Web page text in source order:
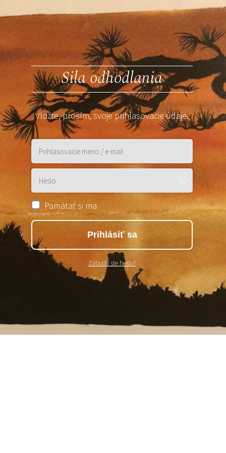
Sila odhodlania
Vložte, prosím, svoje prihlasovacie údaje.
Pamätať si ma
Prihlásiť sa
Zabudli ste heslo?